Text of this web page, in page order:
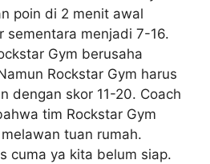
poin di 2 menit awal
sementara menjadi 7-16.
Gym berusaha
Rockstar Gym harus
dengan skor 11-20. Coach
tim Rockstar Gym
tuan rumah.
cuma ya kita belum siap.